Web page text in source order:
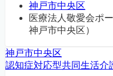
神戸市中央区
医療法人敬愛会ポ
神戸市中央区）
神戸市中央区
認知症対応型共同生活介